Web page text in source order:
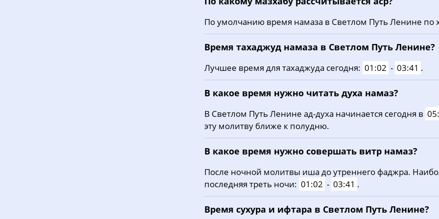
19, Ср
03:57 05:35
20, Чт
03:59 05:36 12:33
21, Пт
04:00 05:38 12:33
22, Сб
04:02 05:39 12:32
12:32
25, Вт
04:07
26, Ср
04:09 05:44 12:31
27, Чт
04:10 05:45 12:31
28, Пт
04:12 05:46
29, Сб
04:13 05:47 12:30
По умолчанию время намаза в Светлом Путь Ленине по
Время тахаджуд намаза в Светлом Путь Ленине?
Лучшее время для тахаджуда сегодня: 01:02 - 03:41 .
В какое время нужно читать духа намаз?
В Светлом Путь Ленине ад-духа начинается сегодня в
эту молитву ближе к полудню.
В какое время нужно совершать витр намаз?
После ночной молитвы иша до утреннего фаджра.
последняя треть ночи: 01:02 - 03:41 .
Время сухура и ифтара в Светлом Путь Ленине?